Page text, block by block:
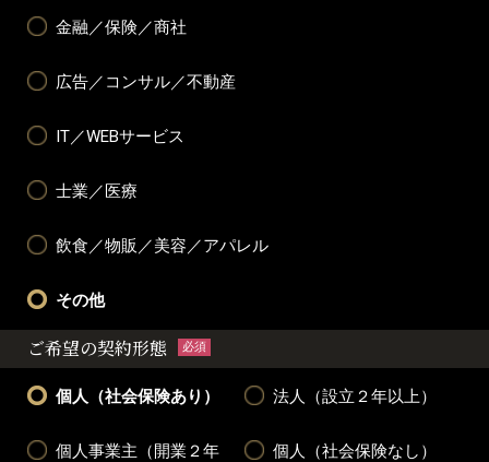
金融／保険／商社
広告／コンサル／不動産
IT／WEBサービス
士業／医療
飲食／物販／美容／アパレル
その他
ご希望の契約形態 必須
個人（社会保険あり） 法人（設立２年以上）
個人事業主（開業２年
個人（社会保険なし）